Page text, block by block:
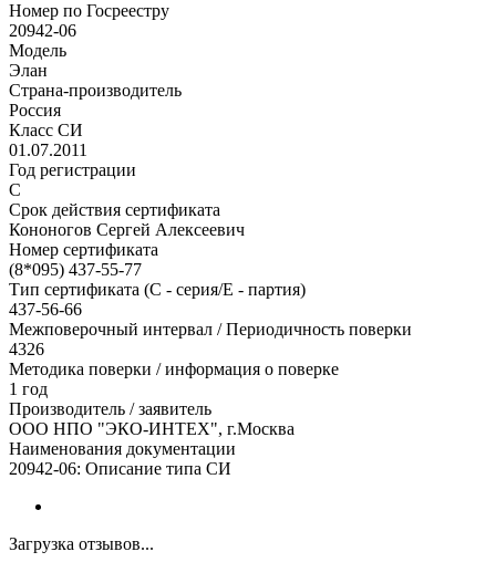
Номер по Госреестру
20942-06
Модель
Элан
Страна-производитель
Россия
Класс СИ
01.07.2011
Год регистрации
С
Срок действия сертификата
Кононогов Сергей Алексеевич
Номер сертификата
(8*095) 437-55-77
Тип сертификата (C - серия/E - партия)
437-56-66
Межповерочный интервал / Периодичность поверки
4326
Методика поверки / информация о поверке
1 год
Производитель / заявитель
ООО НПО "ЭКО-ИНТЕХ", г.Москва
Наименования документации
20942-06: Описание типа СИ
Загрузка отзывов...